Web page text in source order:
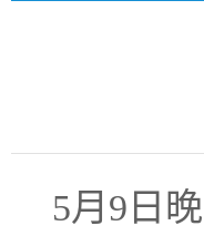
5月 9 日 晚